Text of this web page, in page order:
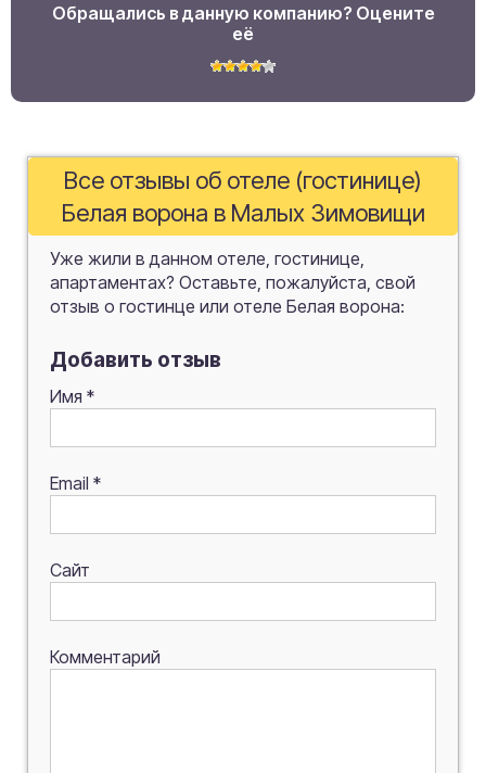
Обращались в данную компанию? Оцените
её
Все отзывы об отеле (гостинице)
Белая ворона в Малых Зимовищи
Уже жили в данном отеле, гостинице,
апартаментах? Оставьте, пожалуйста, свой
отзыв о гостинце или отеле Белая ворона:
Добавить отзыв
Имя *
Email *
Сайт
Комментарий